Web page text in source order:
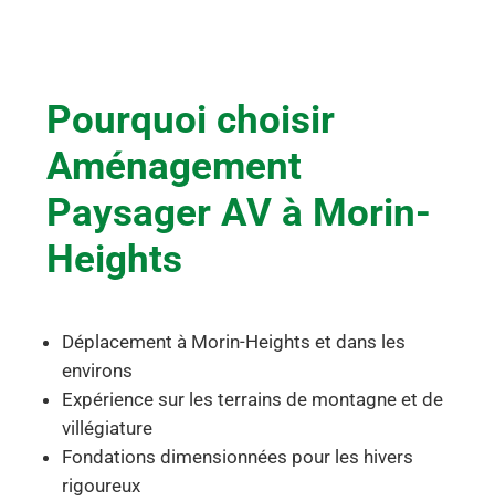
Pourquoi choisir
Aménagement
Paysager AV à Morin-
Heights
Déplacement à Morin-Heights et dans les
environs
Expérience sur les terrains de montagne et de
villégiature
Fondations dimensionnées pour les hivers
rigoureux